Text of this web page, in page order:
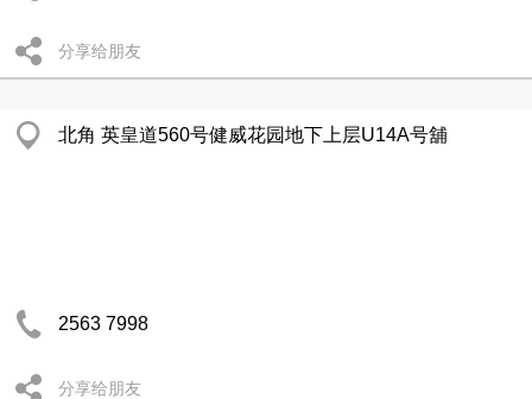
分享给朋友
北角 英皇道560号健威花园地下上层U14A号舖
2563 7998
分享给朋友